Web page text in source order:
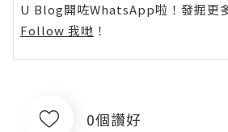
U Blog開咗WhatsApp啦！發掘更
Follow 我哋 ！
0個讚好